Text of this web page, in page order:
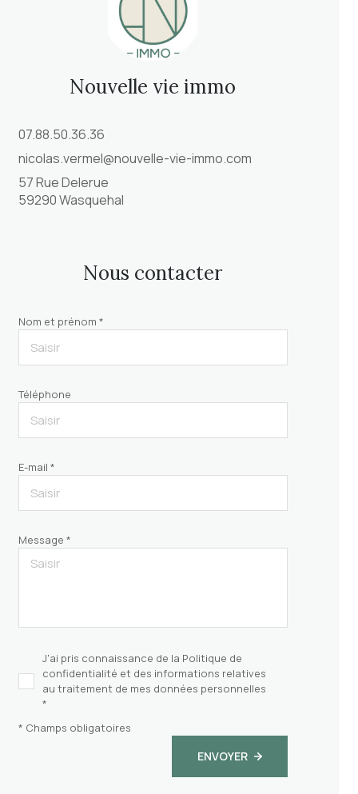
nouvelle vie immo
07.88.50.36.36
nicolas.vermel@nouvelle-vie-immo.com
57 Rue Delerue
59290 Wasquehal
nous contacter
Nom et prénom *
Téléphone
E-mail *
Message *
J'ai pris connaissance de la Politique de
confidentialité et des informations relatives
au traitement de mes données personnelles
*
* Champs obligatoires
ENVOYER